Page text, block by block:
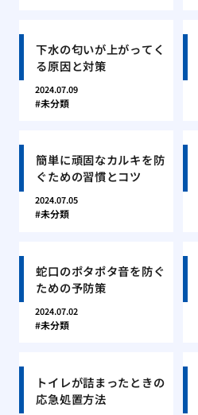
下水の匂いが上がってく
る原因と対策
2024.07.09
未分類
簡単に頑固なカルキを防
ぐための習慣とコツ
2024.07.05
未分類
蛇口のポタポタ音を防ぐ
ための予防策
2024.07.02
未分類
トイレが詰まったときの
応急処置方法